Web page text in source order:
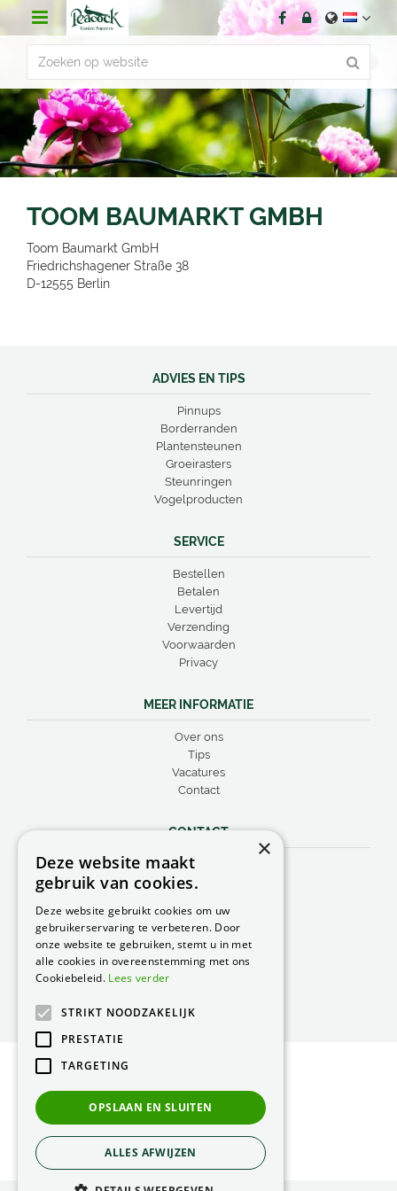
r
n
t
TOOM BAUMARKT GMBH
Toom Baumarkt GmbH
Friedrichshagener Straße 38
D-12555 Berlin
ADVIES EN TIPS
Pinnups
Borderranden
Plantensteunen
Groeirasters
Steunringen
Vogelproducten
SERVICE
Bestellen
Betalen
Levertijd
Verzending
Voorwaarden
Privacy
MEER INFORMATIE
Over ons
Tips
Vacatures
Contact
CONTACT
Peacock Garden Supports
Industrieweg 22
Nederland
0499 57 40 80
F. 0499 57 40 84
E.peacock@peacock.nl
Privacy Statement
Green Solutions
×
Deze website maakt
gebruik van cookies.
Deze website gebruikt cookies om uw
gebruikerservaring te verbeteren. Door
onze website te gebruiken, stemt u in met
alle cookies in overeenstemming met ons
Cookiebeleid. Lees verder
STRIKT NOODZAKELIJK
PRESTATIE
TARGETING
OPSLAAN EN SLUITEN
ALLES AFWIJZEN